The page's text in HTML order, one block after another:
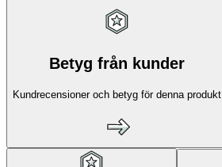
Betyg från kunder
Kundrecensioner och betyg för denna produkt